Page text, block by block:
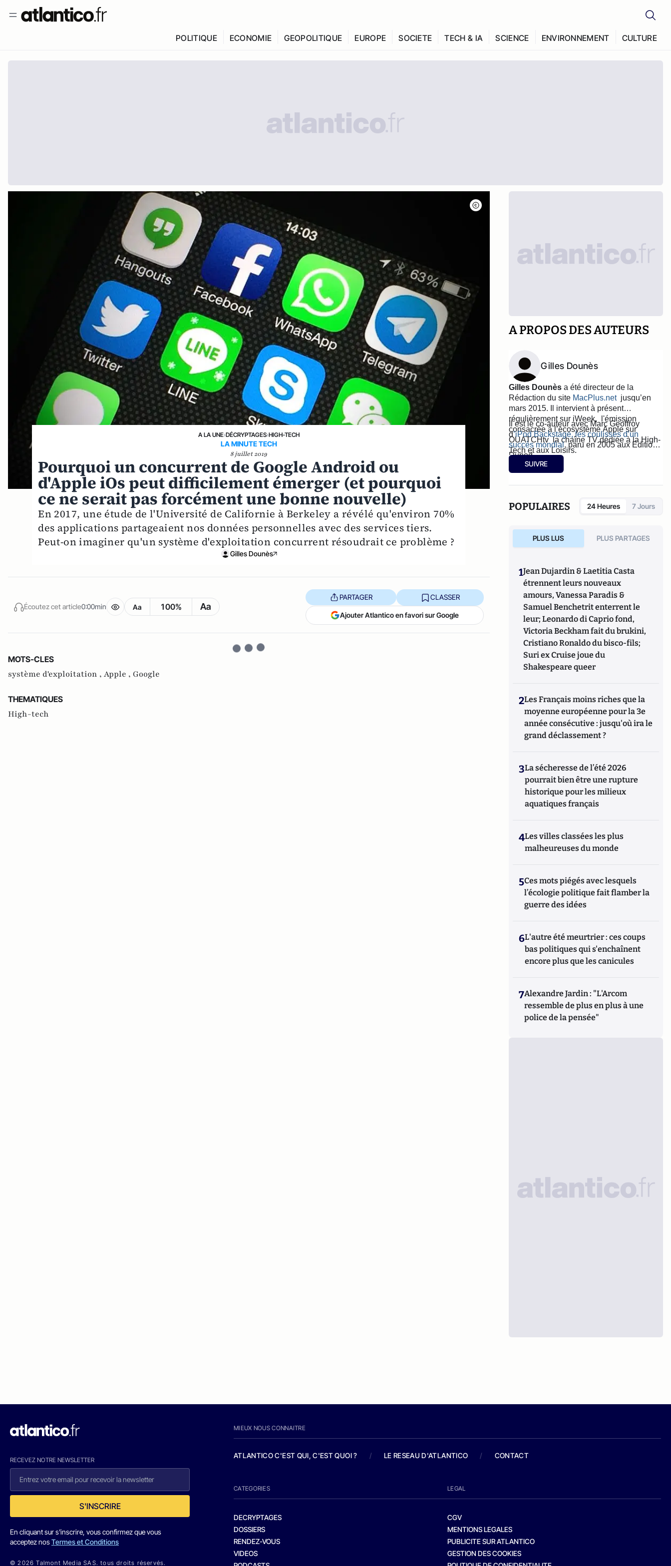
POLITIQUE ECONOMIE GEOPOLITIQUE EUROPE SOCIETE TECH & IA SCIENCE ENVIRONNEMENT CULTURE
A LA UNE›DÉCRYPTAGES›HIGH-TECH
LA MINUTE TECH
8 juillet 2019
Pourquoi un concurrent de Google Android ou
d'Apple iOs peut difficilement émerger (et pourquoi
ce ne serait pas forcément une bonne nouvelle)
En 2017, une étude de l'Université de Californie à Berkeley a révélé qu'environ 70%
des applications partageaient nos données personnelles avec des services tiers.
Peut-on imaginer qu'un système d'exploitation concurrent résoudrait ce problème ?
Gilles Dounès
Écoutez cet article0:00min Aa 100% Aa
PARTAGER CLASSER
Ajouter Atlantico en favori sur Google
MOTS-CLES
système d'exploitation , Apple , Google
THEMATIQUES
High-tech
A PROPOS DES AUTEURS
Gilles Dounès
Gilles Dounèsa été directeur de la
Rédaction du site MacPlus.netjusqu’en
mars 2015. Il intervient à présent
régulièrement sur iWeek, l'émission
consacrée à l’écosystème Apple sur
OUATCHtv la chaîne TVdédiée à la High-
Tech et aux Loisirs.
Il est le co-auteur avec Marc Geoffroy
d’iPod Backstage, les coulisses d’un
succès mondial, paru en 2005 aux Editions
Dunod.
SUIVRE
POPULAIRES 24 Heures 7 Jours
PLUS LUS PLUS PARTAGES
1Jean Dujardin & Laetitia Casta
étrennent leurs nouveaux
amours, Vanessa Paradis &
Samuel Benchetrit enterrent le
leur; Leonardo di Caprio fond,
Victoria Beckham fait du brukini,
Cristiano Ronaldo du bisco-fils;
Suri ex Cruise joue du
Shakespeare queer
2Les Français moins riches que la
moyenne européenne pour la 3e
année consécutive : jusqu'où ira le
grand déclassement ?
3La sécheresse de l’été 2026
pourrait bien être une rupture
historique pour les milieux
aquatiques français
4Les villes classées les plus
malheureuses du monde
5Ces mots piégés avec lesquels
l’écologie politique fait flamber la
guerre des idées
6L'autre été meurtrier : ces coups
bas politiques qui s'enchaînent
encore plus que les canicules
7Alexandre Jardin : "L'Arcom
ressemble de plus en plus à une
police de la pensée"
RECEVEZ NOTRE NEWSLETTER
S'INSCRIRE
En cliquant sur s'inscrire, vous confirmez que vous
acceptez nosTermes et Conditions
© 2026 Talmont Media SAS. tous droits réservés.
MIEUX NOUS CONNAITRE
ATLANTICO C'EST QUI, C'EST QUOI ? / LE RESEAU D'ATLANTICO / CONTACT
CATEGORIES
DECRYPTAGES
DOSSIERS
RENDEZ-VOUS
VIDEOS
LEGAL
CGV
MENTIONS LEGALES
PUBLICITE SUR ATLANTICO
GESTION DES COOKIES